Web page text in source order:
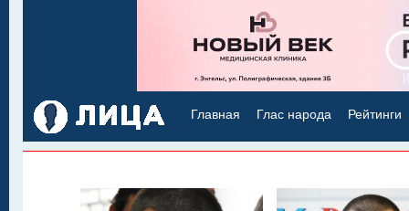
Главная Глас народа Рейтинги